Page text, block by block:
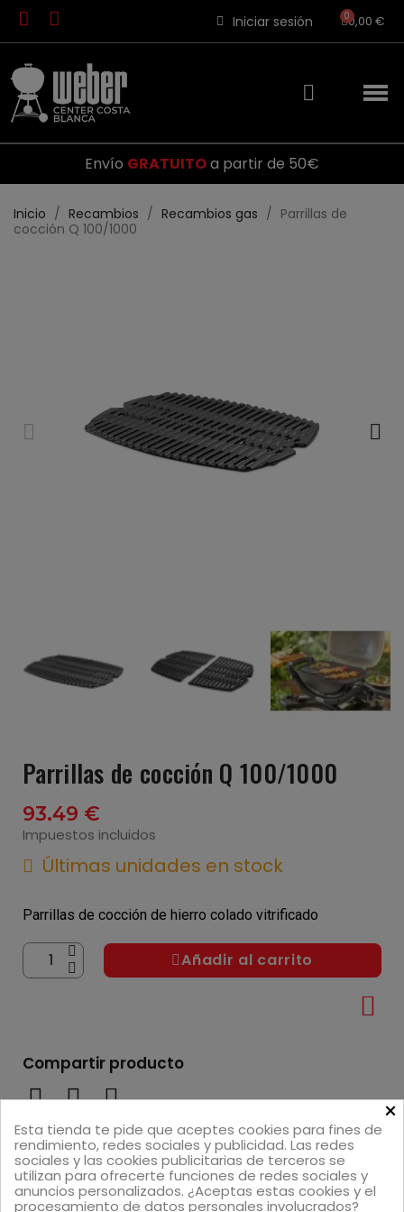
Iniciar sesión 0,00 €
Envío GRATUITOa partir de 50€
Inicio Recambios Recambios gas
Parrillas de
cocción Q 100/1000
Parrillas de cocción Q 100/1000
93,49 €
Impuestos incluidos
Últimas unidades en stock
Parrillas de cocción de hierro colado vitrificado
Añadir al carrito
Compartir producto
Referencia
7644
Categoría
Recambios gas
×
Esta tienda te pide que aceptes cookies para fines de
rendimiento, redes sociales y publicidad. Las redes
sociales y las cookies publicitarias de terceros se
utilizan para ofrecerte funciones de redes sociales y
anuncios personalizados. ¿Aceptas estas cookies y el
procesamiento de datos personales involucrados?